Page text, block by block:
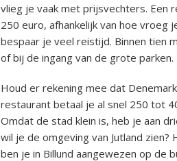
vlieg je vaak met prijsvechters. Een
250 euro, afhankelijk van hoe vroeg
bespaar je veel reistijd. Binnen tien
of bij de ingang van de grote parken.
Houd er rekening mee dat
restaurant betaal je al snel 250 tot
Omdat de stad klein is, heb je aan
wil je de omgeving van Jutland
ben je in Billund aangewezen op de